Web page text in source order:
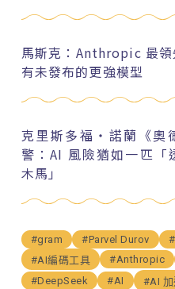
馬斯克：Anthropic 最領
有未發布的更強模型
克里斯多福・諾蘭《奧
警：AI 風險猶如一匹「
木馬」
#gram #Parvel Durov
#AI編碼工具
#Anthropic
#DeepSeek
#AI #AI 加